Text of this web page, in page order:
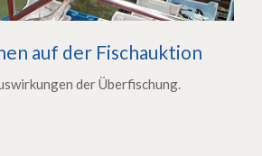
auf der Fischauktion
der Überfischung.